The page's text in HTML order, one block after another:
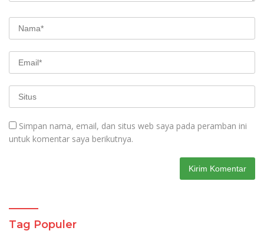
Simpan nama, email, dan situs web saya pada peramban ini
untuk komentar saya berikutnya.
Tag Populer